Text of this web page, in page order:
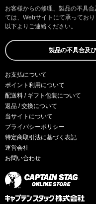
お客様からの修理、製品の不具
ては、Webサイトにて承っており
以下よりご連絡ください。
製品の不具合及
お支払について
ポイント利用について
配送料 / ギフト包装について
返品 / 交換について
当サイトについて
プライバシーポリシー
特定商取引法に基づく表記
運営会社
お問い合わせ